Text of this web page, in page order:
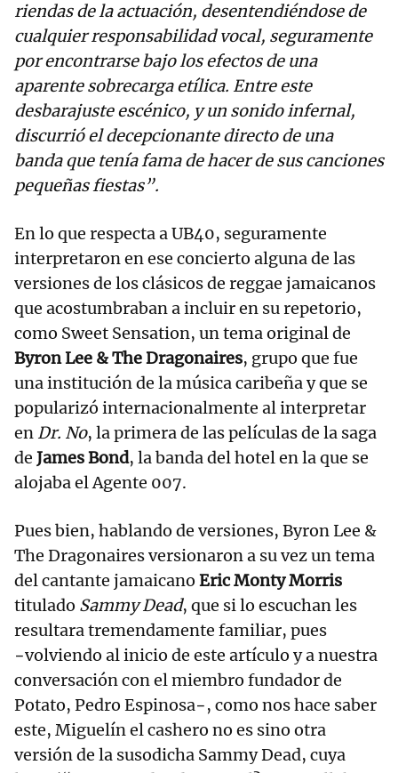
riendas de la actuación, desentendiéndose de
cualquier responsabilidad vocal, seguramente
por encontrarse bajo los efectos de una
aparente sobrecarga etílica. Entre este
desbarajuste escénico, y un sonido infernal,
discurrió el decepcionante directo de una
banda que tenía fama de hacer de sus canciones
pequeñas fiestas”.
En lo que respecta a UB40, seguramente
interpretaron en ese concierto alguna de las
versiones de los clásicos de reggae jamaicanos
que acostumbraban a incluir en su repetorio,
como Sweet Sensation, un tema original de
Byron Lee & The Dragonaires, grupo que fue
una institución de la música caribeña y que se
popularizó internacionalmente al interpretar
en Dr. No, la primera de las películas de la saga
de James Bond, la banda del hotel en la que se
alojaba el Agente 007.
Pues bien, hablando de versiones, Byron Lee &
The Dragonaires versionaron a su vez un tema
del cantante jamaicano Eric Monty Morris
titulado Sammy Dead, que si lo escuchan les
resultara tremendamente familiar, pues
−volviendo al inicio de este artículo y a nuestra
conversación con el miembro fundador de
Potato, Pedro Espinosa−, como nos hace saber
este, Miguelín el cashero no es sino otra
versión de la susodicha Sammy Dead, cuya